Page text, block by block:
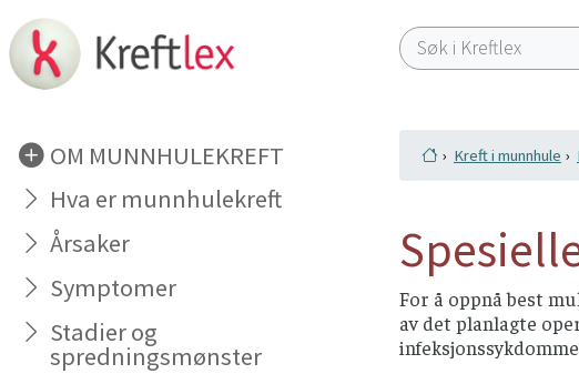
OM MUNNHULEKREFT
Hva er munnhulekreft
Årsaker
Symptomer
Stadier og
spredningsmønster
Kreft i munnhule
For å oppnå best
av det planlagte